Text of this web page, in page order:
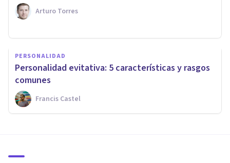
Arturo Torres
PERSONALIDAD
Personalidad evitativa: 5 características y rasgos
comunes
Francis Castel